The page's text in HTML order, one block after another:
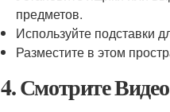
предметов.
Используйте подставки
Разместите в этом
4. Смотрите